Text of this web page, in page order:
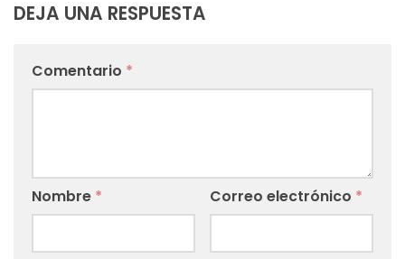
DEJA UNA RESPUESTA
Comentario *
Nombre * Correo electrónico *